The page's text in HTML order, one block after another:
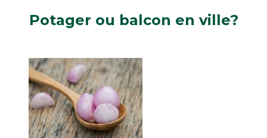
Potager ou balcon en ville?